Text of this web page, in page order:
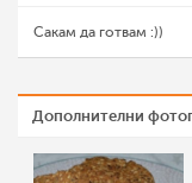
Сакам да готвам :))
Дополнителни